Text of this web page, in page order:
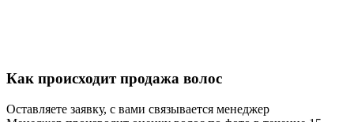
Как происходит продажа волос
Оставляете заявку, с вами связывается менеджер